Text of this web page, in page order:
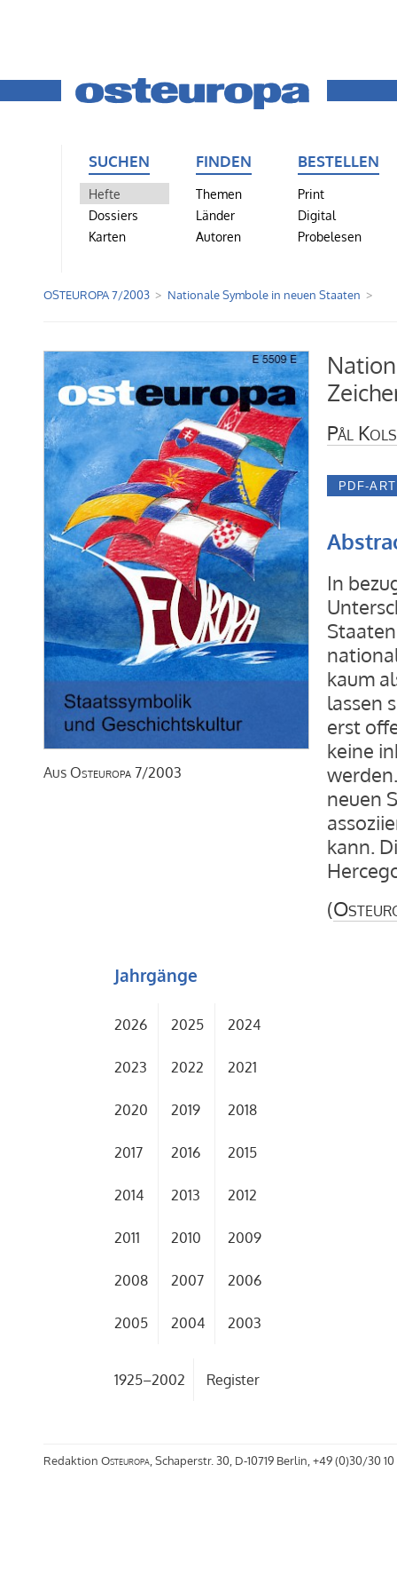
SUCHEN
Hefte
Dossiers
Karten
FINDEN
Themen
Länder
Autoren
BESTELLEN
Print
Digital
Probelesen
OSTEUROPA 7/2003 Nationale Symbole in neuen Staaten
Aus Osteuropa 7/2003
Pål
In
kaum
lassen
erst
keine
neuen
kann.
(
Jahrgänge
2026 2025 2024
2023 2022 2021
2020 2019 2018
2017 2016 2015
2014 2013 2012
2011 2010 2009
2008 2007 2006
2005 2004 2003
1925–2002 Register
Redaktion Osteuropa, Schaperstr. 30, D-10719 Berlin, +49 (0)30/30